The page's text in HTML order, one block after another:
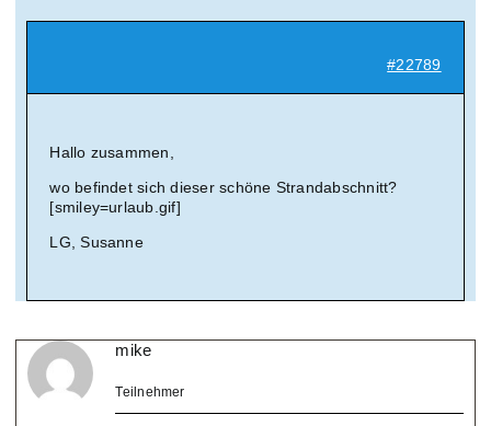
#22789
Hallo zusammen,
wo befindet sich dieser schöne Strandabschnitt?
[smiley=urlaub.gif]
LG, Susanne
mike
Teilnehmer